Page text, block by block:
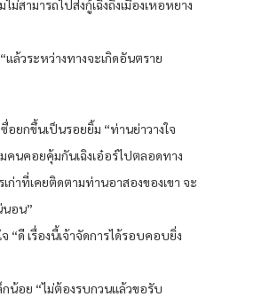
ม่สามารถไปส่งกู้เฉิงถึงเมืองเหอหยาง
แล้วระหว่างทางจะเกิดอันตราย
อยกขึ้นเป็นรอยยิ้ม “ท่านย่าวางใจ
คนคอยคุ้มกันเฉิงเอ๋อร์ไปตลอดทาง
ก่าที่เคยติดตามท่านอาสองของเขา จะ
นอน”
ดี เรื่องนี้เจ้าจัดการได้รอบคอบยิ่ง
กน้อย “ไม่ต้องรบกวนแล้วขอรับ